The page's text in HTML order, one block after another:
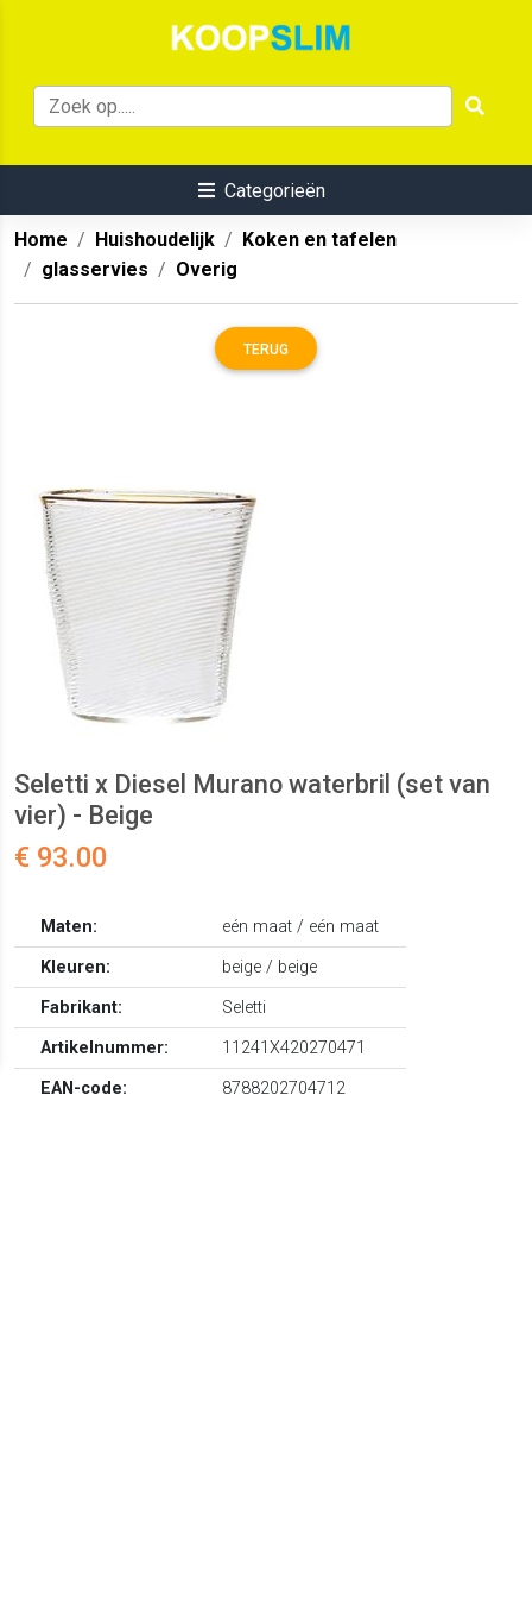
Categorieën
Home Huishoudelijk
Koken en tafelen
glasservies
Overig
TERUG
Seletti x Diesel Murano waterbril (set van
vier) - Beige
€ 93.00
Maten:
eén maat / eén maat
Kleuren:
beige / beige
Fabrikant:
Seletti
Artikelnummer:
11241X420270471
EAN-code:
8788202704712